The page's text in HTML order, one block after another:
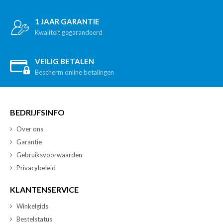
1 JAAR GARANTIE
Kwaliteit gegarandeerd
VEILIG BETALEN
Bescherm online betalingen
BEDRIJFSINFO
Over ons
Garantie
Gebruiksvoorwaarden
Privacybeleid
KLANTENSERVICE
Winkelgids
Bestelstatus